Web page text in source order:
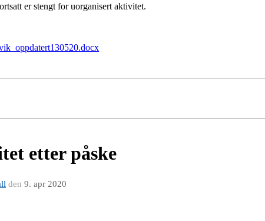
er stengt for uorganisert aktivitet.
etter påske
den 9. apr 2020